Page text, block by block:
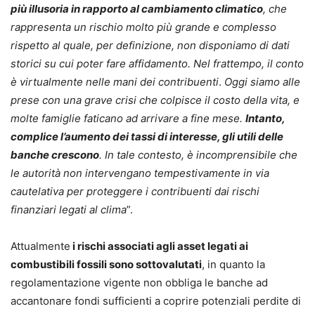
più illusoria in rapporto al cambiamento climatico, che
rappresenta un rischio molto più grande e complesso
rispetto al quale, per definizione, non disponiamo di dati
storici su cui poter fare affidamento. Nel frattempo, il conto
è virtualmente nelle mani dei contribuenti. Oggi siamo alle
prese con una grave crisi che colpisce il costo della vita, e
molte famiglie faticano ad arrivare a fine mese. Intanto,
complice l’aumento dei tassi di interesse, gli utili delle
banche crescono. In tale contesto, è incomprensibile che
le autorità non intervengano tempestivamente in via
cautelativa per proteggere i contribuenti dai rischi
finanziari legati al clima”.
Attualmente i rischi associati agli asset legati ai
combustibili fossili sono sottovalutati, in quanto la
regolamentazione vigente non obbliga le banche ad
accantonare fondi sufficienti a coprire potenziali perdite di